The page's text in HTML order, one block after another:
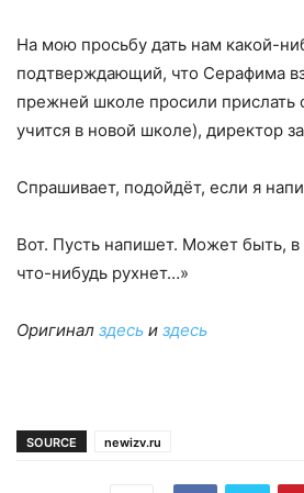
На мою просьбу дать нам какой-
подтверждающий, что Серафима
прежней школе просили прислать
учится в новой школе), директор
Спрашивает, подойдёт, если я
Вот. Пусть напишет. Может быть,
что-нибудь рухнет…»
Оригинал здесь и здесь
SOURCE newizv.ru